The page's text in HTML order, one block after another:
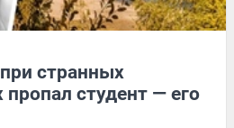
странных
пропал студент — его